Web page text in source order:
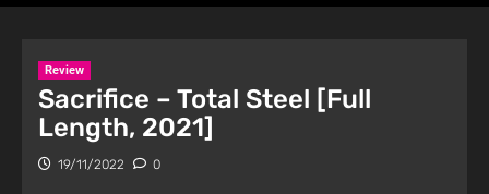
Review
Sacrifice – Total Steel [Full
Length, 2021]
19/11/2022 0